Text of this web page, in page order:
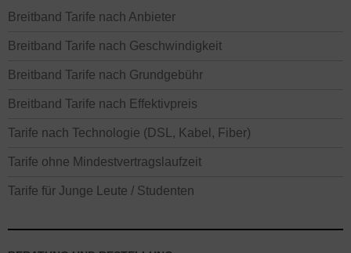
Breitband Tarife nach Anbieter
Breitband Tarife nach Geschwindigkeit
Breitband Tarife nach Grundgebühr
Breitband Tarife nach Effektivpreis
Tarife nach Technologie (DSL, Kabel, Fiber)
Tarife ohne Mindestvertragslaufzeit
Tarife für Junge Leute / Studenten